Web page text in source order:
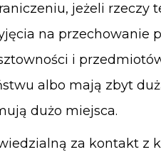
jeżeli rzeczy
na przechowanie
i
albo mają zbyt
dużo miejsca.
za kontakt z